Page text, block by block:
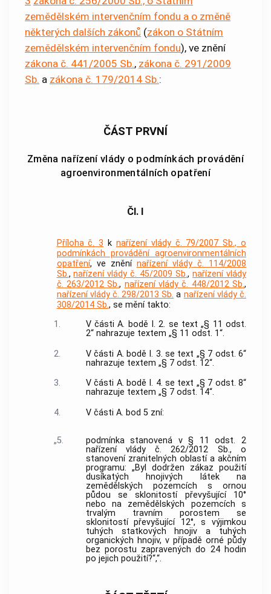
zemědělském intervenčním fondu a o změně
některých dalších zákonů (zákon o Státním
zemědělském intervenčním fondu), ve znění
zákona č. 441/2005 Sb., zákona č. 291/2009
Sb. a zákona č. 179/2014 Sb.:
ČÁST PRVNÍ
Změna nařízení vlády o podmínkách provádění
agroenvironmentálních opatření
Čl. I
Příloha č. 3 k nařízení vlády č. 79/2007 Sb., o
podmínkách provádění agroenvironmentálních
opatření, ve znění nařízení vlády č. 114/2008
Sb.,nařízení vlády č. 45/2009 Sb.,nařízení vlády
č. 263/2012 Sb., nařízení vlády č. 448/2012 Sb.,
nařízení vlády č. 298/2013 Sb. a nařízení vlády č.
308/2014 Sb., se mění takto:
1.
V části A. bodě I. 2. se text „§ 11 odst.
2“ nahrazuje textem „§ 11 odst. 1“.
2.
V části A. bodě I. 3. se text „§ 7 odst. 6“
nahrazuje textem „§ 7 odst. 12“.
3.
V části A. bodě I. 4. se text „§ 7 odst. 8“
nahrazuje textem „§ 7 odst. 14“.
4.
V části A. bod 5 zní:
„5.
podmínka stanovená v § 11 odst. 2
nařízení vlády č. 262/2012 Sb., o
stanovení zranitelných oblastí a akčním
programu: „Byl dodržen zákaz použití
dusíkatých hnojivých látek na
zemědělských pozemcích s ornou
půdou se sklonitostí převyšující 10°
nebo na zemědělských pozemcích s
trvalým travním porostem se
sklonitostí převyšující 12°, s výjimkou
tuhých statkových hnojiv a tuhých
organických hnojiv, v případě orné půdy
bez porostu zapravených do 24 hodin
po jejich použití?“,“.